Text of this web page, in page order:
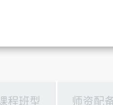
程班型 师资配